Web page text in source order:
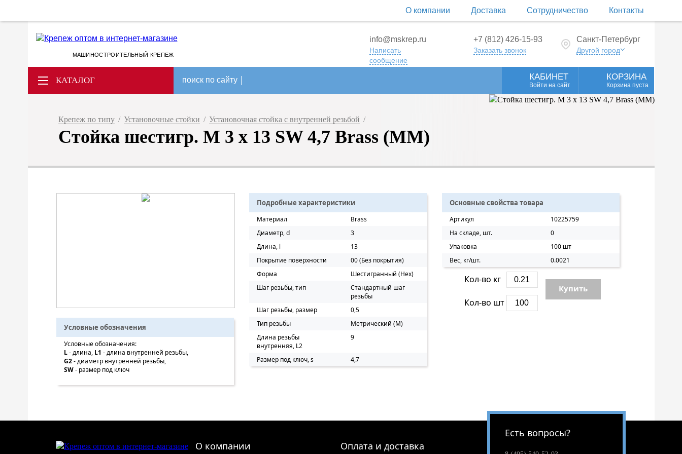
О компании Доставка Сотрудничество Контакты
МАШИНОСТРОИТЕЛЬНЫЙ КРЕПЕЖ
info@mskrep.ru
Написать
сообщение
+7 (812) 426-15-93
Заказать звонок
Санкт-Петербург
Другой город
КАТАЛОГ поиск по сайту КАБИНЕТ
Войти на сайт
КОРЗИНА
Корзина пуста
Крепеж по типу / Установочные стойки / Установочная стойка с внутренней резьбой /
Стойка шестигр. M 3 х 13 SW 4,7 Brass (ММ)
Условные обозначения
Условные обозначения:
L- длина, L1 - длина внутренней резьбы,
G2- диаметр внутренней резьбы,
SW- размер под ключ
Подробные характеристики
Материал
Brass
Диаметр, d
3
Длина, l
13
Покрытие поверхности
00 (Без покрытия)
Форма
Шестигранный (Нех)
Шаг резьбы, тип
Стандартный шаг
резьбы
Шаг резьбы, размер
0,5
Тип резьбы
Метрический (M)
Длина резьбы
внутренняя, L2
9
Размер под ключ, s 4,7
Основные свойства товара
Артикул
10225759
На складе, шт.
0
Упаковка
100 шт
Вес, кг/шт.
0.0021
Кол-во кг
Кол-во шт
Купить
О компании Оплата и доставка
Есть вопросы?